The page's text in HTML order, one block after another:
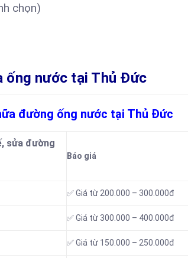
chọn)
ống nước tại Thủ Đức
đường ống nước tại Thủ Đức
sửa đường
Báo giá
✅ Giá từ 200.000 – 300.000đ
✅ Giá từ 300.000 – 400.000đ
✅ Giá từ 150.000 – 250.000đ